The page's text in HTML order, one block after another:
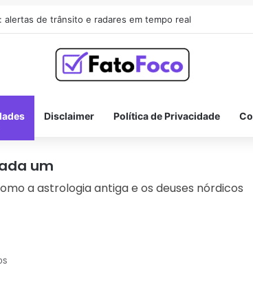
alertas de trânsito e radares em tempo real
Disclaimer Política de Privacidade
um
a astrologia antiga e os deuses nórdicos